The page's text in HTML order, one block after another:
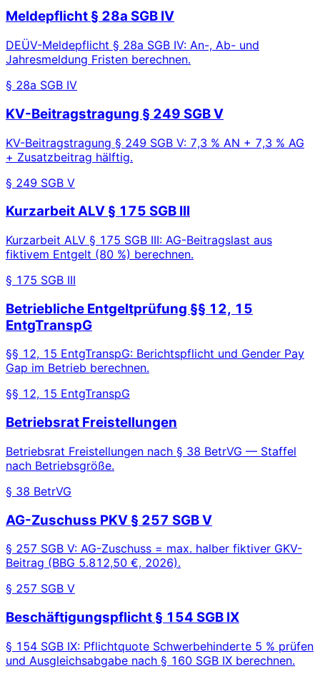
Meldepflicht § 28a SGB IV
DEÜV-Meldepflicht § 28a SGB IV: An-, Ab- und
Jahresmeldung Fristen berechnen.
§ 28a SGB IV
KV-Beitragstragung § 249 SGB V
KV-Beitragstragung § 249 SGB V: 7,3 % AN + 7,3 % AG
+ Zusatzbeitrag hälftig.
§ 249 SGB V
Kurzarbeit ALV § 175 SGB III
Kurzarbeit ALV § 175 SGB III: AG-Beitragslast aus
fiktivem Entgelt (80 %) berechnen.
§ 175 SGB III
Betriebliche Entgeltprüfung §§ 12, 15
EntgTranspG
§§ 12, 15 EntgTranspG: Berichtspflicht und Gender Pay
Gap im Betrieb berechnen.
§§ 12, 15 EntgTranspG
Betriebsrat Freistellungen
Betriebsrat Freistellungen nach § 38 BetrVG — Staffel
nach Betriebsgröße.
§ 38 BetrVG
AG-Zuschuss PKV § 257 SGB V
§ 257 SGB V: AG-Zuschuss = max. halber fiktiver GKV-
Beitrag (BBG 5.812,50 €, 2026).
§ 257 SGB V
Beschäftigungspflicht § 154 SGB IX
§ 154 SGB IX: Pflichtquote Schwerbehinderte 5 % prüfen
und Ausgleichsabgabe nach § 160 SGB IX berechnen.